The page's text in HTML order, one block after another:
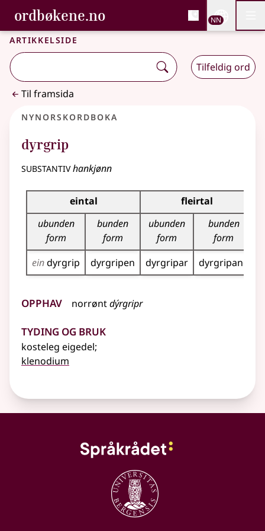
Gå til hovudinnhald
Tilgjenge
ordbøkene.no, Bokmålsordboka og
Bokmålsordboka og Nynorskordboka
NN
Artikkelside
Tilfeldig ord
Til framsida
Nynorskordboka
dyrgrip
substantivhankjønn
Bøyningstabell for dette substantivet
eintal
fleirtal
ubunden
form
bunden
form
ubunden
form
bunden
form
eindyrgrip dyrgripen dyrgripar dyrgripane
Opphav norrøntdýrgripr
Tyding og bruk
kosteleg eigedel;
klenodium